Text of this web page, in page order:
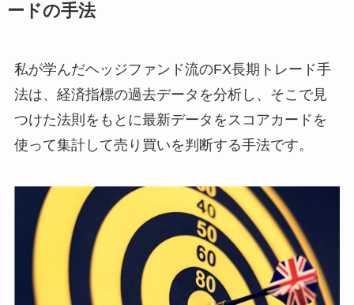
ードの手法
私が学んだヘッジファンド流のFX長期トレード手
法は、経済指標の過去データを分析し、そこで見
つけた法則をもとに最新データをスコアカードを
使って集計して売り買いを判断する手法です。